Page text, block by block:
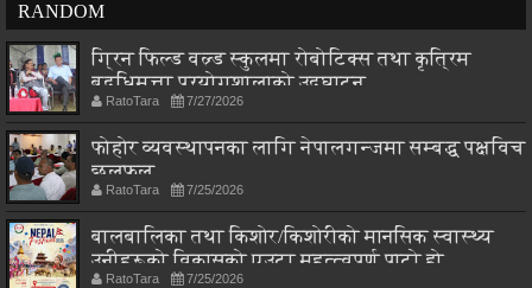
RANDOM
ग्रिन फिल्ड वल्र्ड स्कुलमा रोबोटिक्स तथा कृत्रिम
बुद्धिमत्ता प्रयोगशालाको उद्घाटन
RatoTara 7/27/2026
फोहोर व्यवस्थापनका लागि नेपालगन्जमा सम्बद्ध पक्षविच
छलफल
RatoTara 7/25/2026
बालबालिका तथा किशोर/किशोरीको मानसिक स्वास्थ्य
उनीहरूको विकासको एउटा महत्त्वपूर्ण पाटो हो
RatoTara 7/25/2026